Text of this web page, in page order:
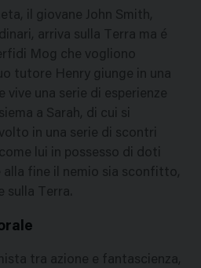
il giovane John Smith,
arriva sulla Terra ma é
Mog che vogliono
tutore Henry giunge in una
una serie di esperienze
a Sarah, di cui si
in una serie di scontri
lui in possesso di doti
alla fine il nemio sia sconfitto,
sulla Terra.
tra azione e fantascienza,